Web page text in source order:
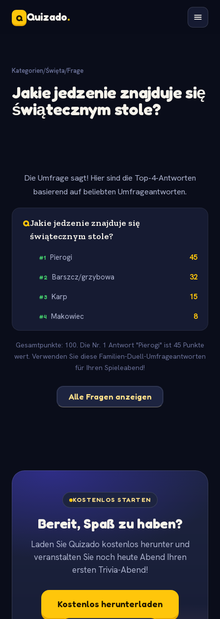
Q Quizado.
Kategorien/Święta/Frage
Jakie jedzenie znajduje się
świątecznym stole?
Die Umfrage sagt! Hier sind die Top-4-Antworten
basierend auf beliebten Umfrageantworten.
QJakie jedzenie znajduje się
świątecznym stole?
#1 Pierogi 45
#2 Barszcz/grzybowa 32
#3 Karp 15
#4 Makowiec 8
Gesamtpunkte: 100. Die Nr. 1 Antwort "Pierogi" ist 45 Punkte
wert. Verwenden Sie diese Familien-Duell-Umfrageantworten
für Ihren Spieleabend!
Alle Fragen anzeigen
KOSTENLOS STARTEN
Bereit, Spaß zu haben?
Laden Sie Quizado kostenlos herunter und
veranstalten Sie noch heute Abend Ihren
ersten Trivia-Abend!
Kostenlos herunterladen